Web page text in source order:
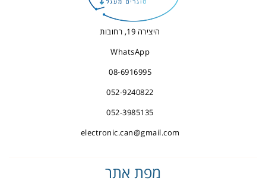
היצירה 19, רחובות
WhatsApp
08-6916995
052-9240822
052-3985135
electronic.can@gmail.com
מפת אתר